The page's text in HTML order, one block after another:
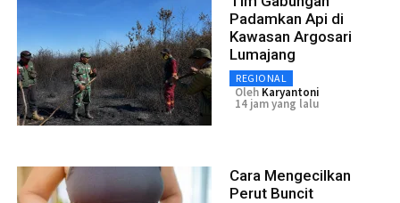
Padamkan Api di
Kawasan Argosari
Lumajang
REGIONAL
Oleh Karyantoni
14 jam yang lalu
Cara Mengecilkan
Perut Buncit